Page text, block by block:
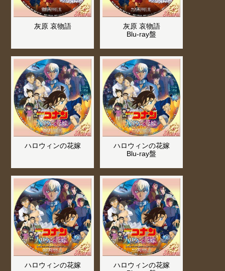
灰原 哀物語
灰原 哀物語
Blu-ray盤
ハロウィンの花嫁
ハロウィンの花嫁
Blu-ray盤
ハロウィンの花嫁
ハロウィンの花嫁